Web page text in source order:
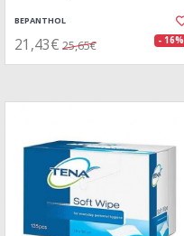
BEPANTHOL
21,43€ 25,65€ - 16%